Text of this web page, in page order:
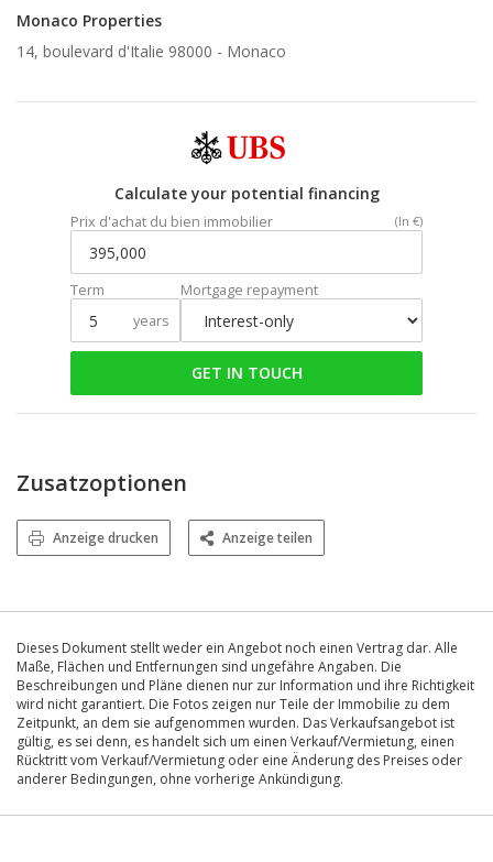
Monaco Properties
14, boulevard d'Italie 98000 - Monaco
Calculate your potential financing
Prix d'achat du bien immobilier (In €)
Term
years
Mortgage repayment
GET IN TOUCH
Zusatzoptionen
Anzeige drucken Anzeige teilen
Dieses Dokument stellt weder ein Angebot noch einen Vertrag dar. Alle
Maße, Flächen und Entfernungen sind ungefähre Angaben. Die
Beschreibungen und Pläne dienen nur zur Information und ihre Richtigkeit
wird nicht garantiert. Die Fotos zeigen nur Teile der Immobilie zu dem
Zeitpunkt, an dem sie aufgenommen wurden. Das Verkaufsangebot ist
gültig, es sei denn, es handelt sich um einen Verkauf/Vermietung, einen
Rücktritt vom Verkauf/Vermietung oder eine Änderung des Preises oder
anderer Bedingungen, ohne vorherige Ankündigung.